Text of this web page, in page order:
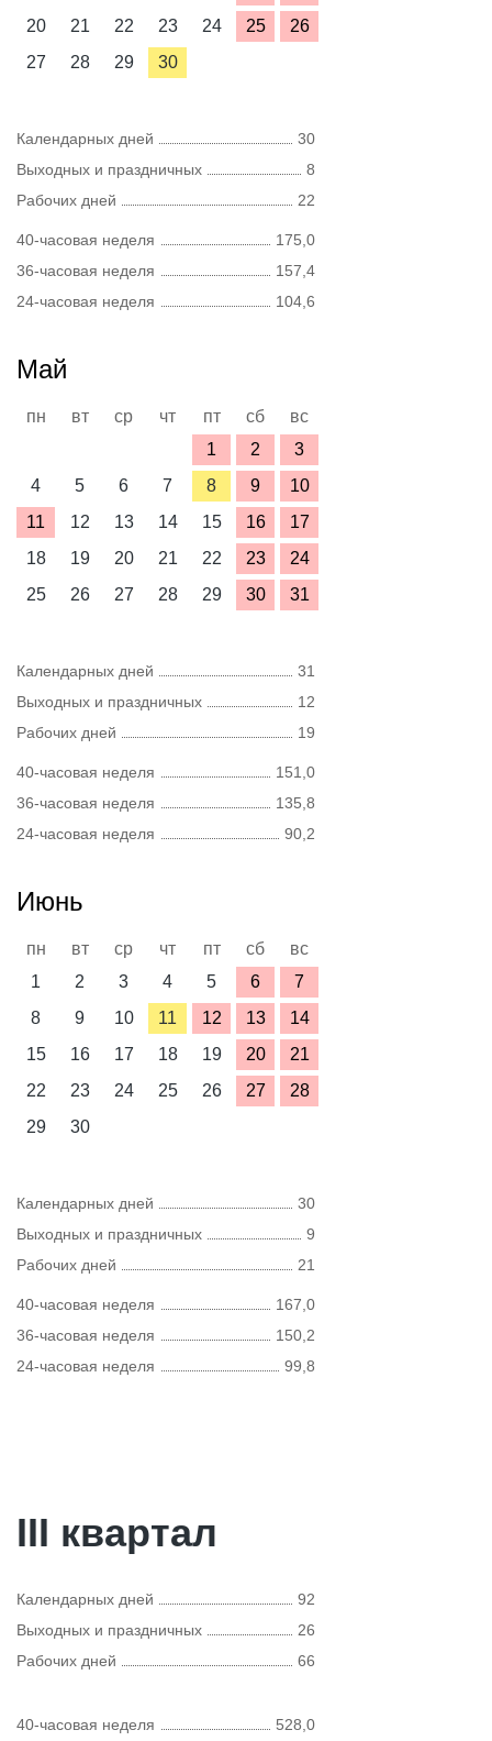
20
21 22 23 24 25
26
27
28 29 30
Календарных дней
30
Выходных и праздничных
8
Рабочих дней
22
40-часовая неделя
175,0
36-часовая неделя
157,4
24-часовая неделя
104,6
Май
пн вт ср чт пт сб
вс
1
2
3
4
5 6 7 8 9
10
11
12 13 14 15 16
17
18
19 20 21 22 23
24
25
26 27 28 29 30 31
Календарных дней
31
Выходных и праздничных
12
Рабочих дней
19
40-часовая неделя
151,0
36-часовая неделя
135,8
24-часовая неделя
90,2
Июнь
пн вт ср чт пт сб
вс
1
2 3 4 5 6
7
8
9 10 11 12 13
14
15
16 17 18 19 20
21
22
23 24 25 26 27
28
29
30
Календарных дней
30
Выходных и праздничных
9
Рабочих дней
21
40-часовая неделя
167,0
36-часовая неделя
150,2
24-часовая неделя
99,8
III квартал
Календарных дней
92
Выходных и праздничных
26
Рабочих дней
66
40-часовая неделя 528,0